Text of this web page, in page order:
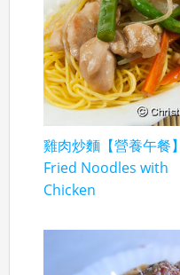
雞肉炒麵【營養午餐】
Fried Noodles with
Chicken